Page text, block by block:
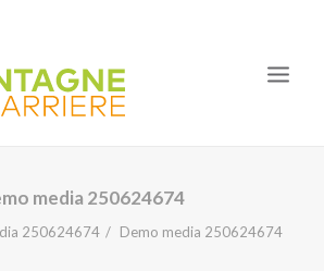
media 250624674
250624674 Demo media 250624674